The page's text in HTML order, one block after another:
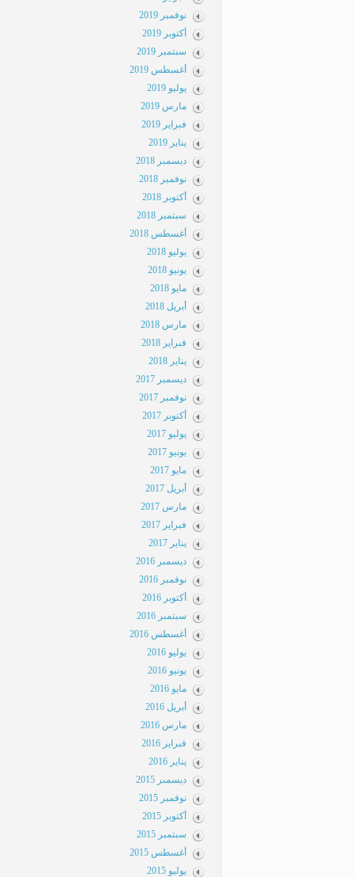
نوفمبر 2019
أكتوبر 2019
سبتمبر 2019
أغسطس 2019
يوليو 2019
مارس 2019
فبراير 2019
يناير 2019
ديسمبر 2018
نوفمبر 2018
أكتوبر 2018
سبتمبر 2018
أغسطس 2018
يوليو 2018
يونيو 2018
مايو 2018
أبريل 2018
مارس 2018
فبراير 2018
يناير 2018
ديسمبر 2017
نوفمبر 2017
أكتوبر 2017
يوليو 2017
يونيو 2017
مايو 2017
أبريل 2017
مارس 2017
فبراير 2017
يناير 2017
ديسمبر 2016
نوفمبر 2016
أكتوبر 2016
سبتمبر 2016
أغسطس 2016
يوليو 2016
يونيو 2016
مايو 2016
أبريل 2016
مارس 2016
فبراير 2016
يناير 2016
ديسمبر 2015
نوفمبر 2015
أكتوبر 2015
سبتمبر 2015
أغسطس 2015
يوليو 2015